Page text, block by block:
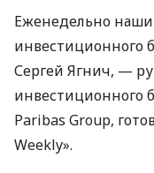
Еженедельно
инвестиционного
Сергей Ягнич, —
инвестиционного
Paribas Group,
Weekly».